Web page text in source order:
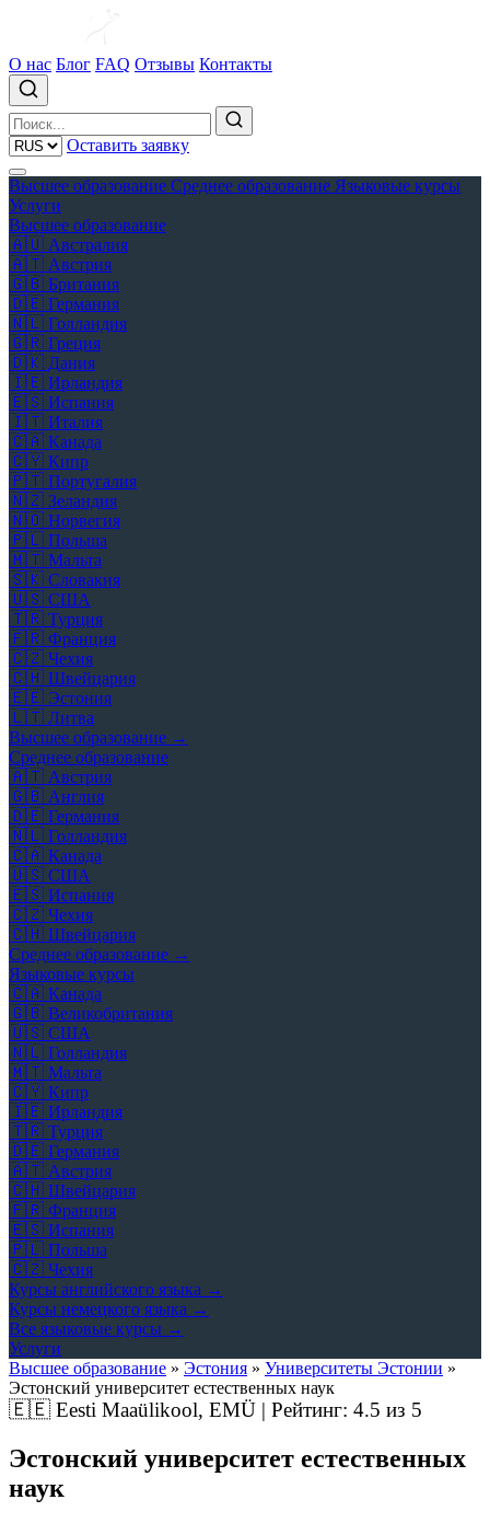
О нас Блог FAQ Отзывы Контакты
Оставить заявку
Высшее образование Среднее образование Языковые курсы
Услуги
Высшее образование
🇦🇺 Австралия
🇦🇹 Австрия
🇬🇧 Британия
🇩🇪 Германия
🇳🇱 Голландия
🇬🇷 Греция
🇩🇰 Дания
🇮🇪 Ирландия
🇪🇸 Испания
🇮🇹 Италия
🇨🇦 Канада
🇨🇾 Кипр
🇵🇹 Португалия
🇳🇿 Зеландия
🇳🇴 Норвегия
🇵🇱 Польша
🇲🇹 Мальта
🇸🇰 Словакия
🇺🇸 США
🇹🇷 Турция
🇫🇷 Франция
🇨🇿 Чехия
🇨🇭 Швейцария
🇪🇪 Эстония
🇱🇹 Литва
Высшее образование →
Среднее образование
🇦🇹 Австрия
🇬🇧 Англия
🇩🇪 Германия
🇳🇱 Голландия
🇨🇦 Канада
🇺🇸 США
🇪🇸 Испания
🇨🇿 Чехия
🇨🇭 Швейцария
Среднее образование →
Языковые курсы
🇨🇦 Канада
🇬🇧 Великобритания
🇺🇸 США
🇳🇱 Голландия
🇲🇹 Мальта
🇨🇾 Кипр
🇮🇪 Ирландия
🇹🇷 Турция
🇩🇪 Германия
🇦🇹 Австрия
🇨🇭 Швейцария
🇫🇷 Франция
🇪🇸 Испания
🇵🇱 Польша
🇨🇿 Чехия
Курсы английского языка →
Курсы немецкого языка →
Все языковые курсы →
Услуги
Высшее образование » Эстония » Университеты Эстонии »
Эстонский университет естественных наук
🇪🇪Eesti Maaülikool, EMÜ | Рейтинг: 4.5 из 5
Эстонский университет естественных
наук